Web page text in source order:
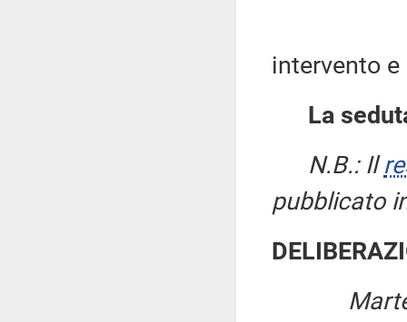
intervento
La
N.B.: Il
pubblicato